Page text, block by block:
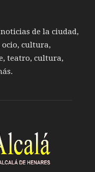
de la ciudad,
cultura,
teatro, cultura,